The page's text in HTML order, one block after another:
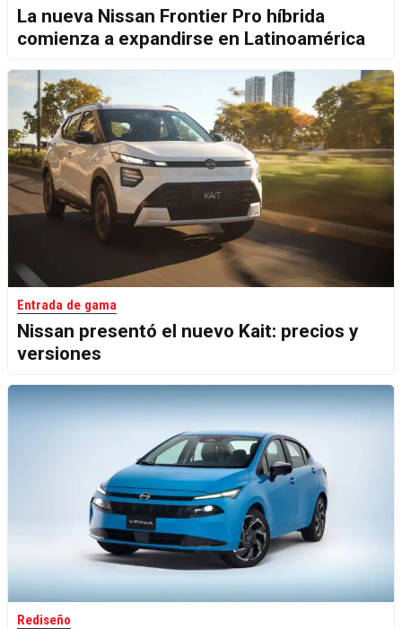
La nueva Nissan Frontier Pro híbrida
comienza a expandirse en Latinoamérica
Entrada de gama
Nissan presentó el nuevo Kait: precios y
versiones
Rediseño